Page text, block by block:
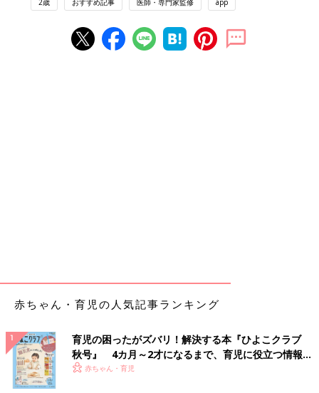
ス、アデノウイルス、ロタウイルスなどで、嘔吐、下痢、発熱な
どの症状が主なものですが、症状が強く出て脱水や
が効きません。少しでも予防するにはマスク着用や徹底した手洗
いが必要です。
「ウイルス性胃腸炎の感染経路には、吐いたものや便中に排出さ
2歳 おすすめ記事 医師・専門家監修 app
赤ちゃん・育児の人気記事ランキング
育児の困ったがズバリ！解決する本『ひよこクラブ
秋号』 4カ月～2才になるまで、育児に役立つ情報が
いっぱい！
赤ちゃん・育児